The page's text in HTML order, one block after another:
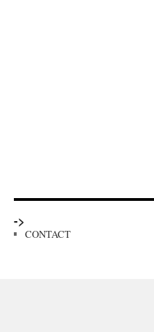
->
CONTACT